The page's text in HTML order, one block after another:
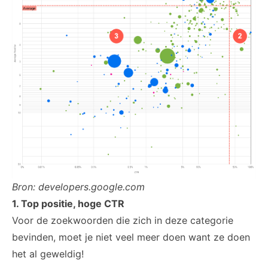
Bron: developers.google.com
1. Top positie, hoge CTR
Voor de zoekwoorden die zich in deze categorie
bevinden, moet je niet veel meer doen want ze doen
het al geweldig!